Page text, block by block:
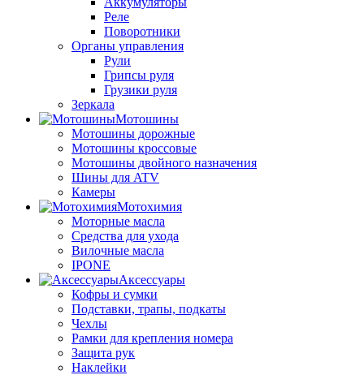
Реле
Поворотники
Органы управления
Рули
Грипсы руля
Грузики руля
Зеркала
Мотошины
Мотошины дорожные
Мотошины кроссовые
Мотошины двойного назначения
Шины для ATV
Камеры
Мотохимия
Моторные масла
Средства для ухода
Вилочные масла
IPONE
Аксессуары
Кофры и сумки
Подставки, трапы, подкаты
Чехлы
Рамки для крепления номера
Защита рук
Наклейки